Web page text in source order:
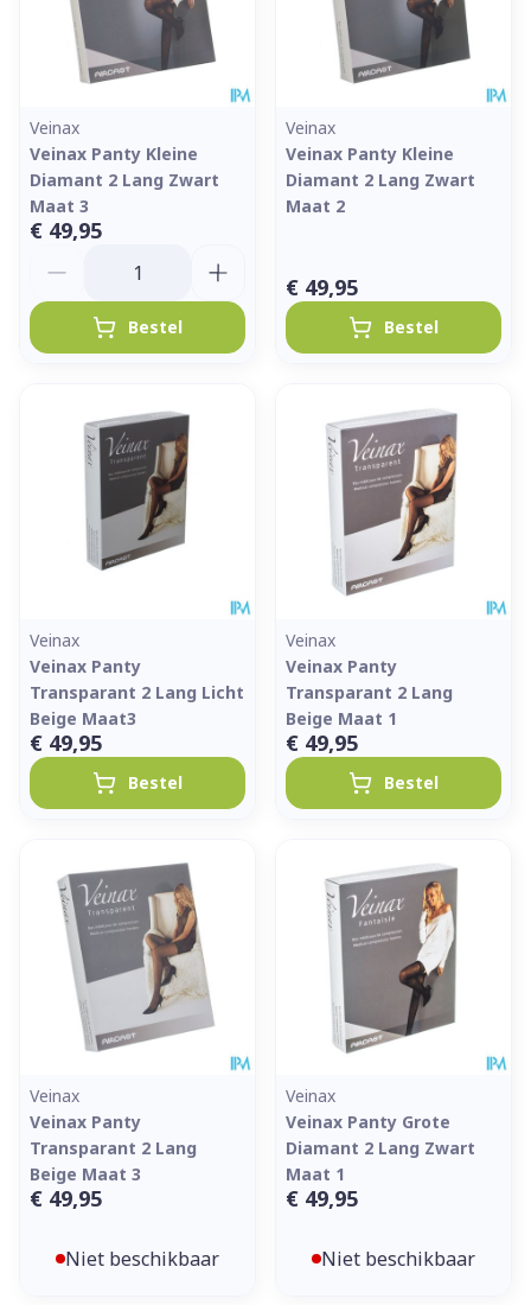
Veinax
Veinax Panty Kleine
Diamant 2 Lang Zwart
Maat 3
€ 49,95
Bestel
Veinax
Veinax Panty Kleine
Diamant 2 Lang Zwart
Maat 2
€ 49,95
Bestel
Veinax
Veinax Panty
Transparant 2 Lang Licht
Beige Maat3
€ 49,95
Bestel
Veinax
Veinax Panty
Transparant 2 Lang
Beige Maat 1
€ 49,95
Bestel
Veinax
Veinax Panty
Transparant 2 Lang
Beige Maat 3
€ 49,95
Niet beschikbaar
Veinax
Veinax Panty Grote
Diamant 2 Lang Zwart
Maat 1
€ 49,95
Niet beschikbaar